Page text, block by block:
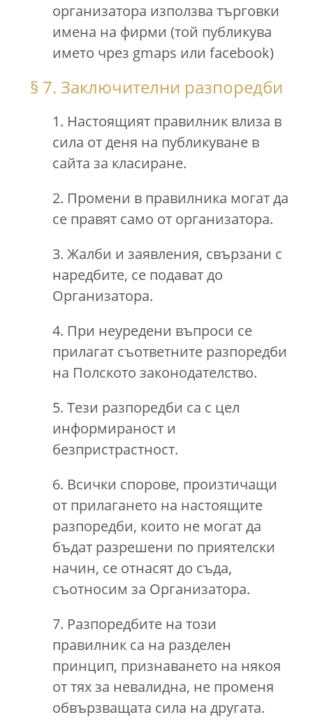
организатора използва търговки
имена на фирми (той публикува
името чрез gmaps или facebook)
§ 7. Заключителни разпоредби
1. Настоящият правилник влиза в
сила от деня на публикуване в
сайта за класиране.
2. Промени в правилника могат да
се правят само от организатора.
3. Жалби и заявления, свързани с
наредбите, се подават до
Организатора.
4. При неуредени въпроси се
прилагат съответните разпоредби
на Полското законодателство.
5. Тези разпоредби са с цел
информираност и
безпристрастност.
6. Всички спорове, произтичащи
от прилагането на настоящите
разпоредби, които не могат да
бъдат разрешени по приятелски
начин, се отнасят до съда,
съотносим за Организатора.
7. Разпоредбите на този
правилник са на разделен
принцип, признаването на някоя
от тях за невалидна, не променя
обвързващата сила на другата.